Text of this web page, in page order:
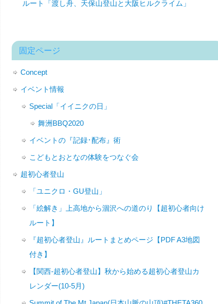
ルート「渡し舟、天保山登山と大阪ヒルクライム」
固定ページ
Concept
イベント情報
Special「イイニクの日」
舞洲BBQ2020
イベントの『記録･配布』術
こどもとおとなの体験をつなぐ会
超初心者登山
「ユニクロ・GU登山」
「絵解き」上高地から涸沢への道のり【超初心者向け
ルート】
『超初心者登山』ルートまとめページ【PDF A3地図
付き】
【関西-超初心者登山】秋から始める超初心者登山カ
レンダー(10-5月)